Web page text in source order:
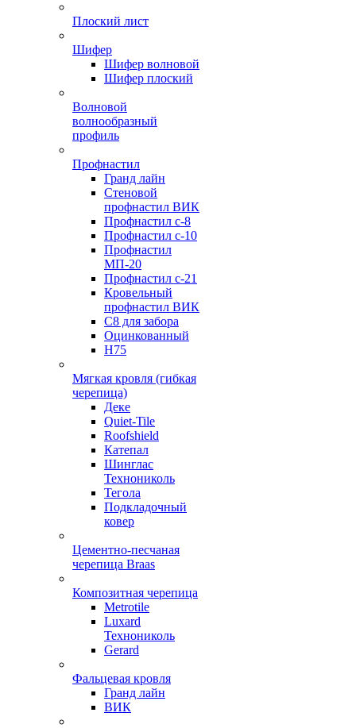
Плоский лист
Шифер
Шифер волновой
Шифер плоский
Волновой
волнообразный
профиль
Профнастил
Гранд лайн
Стеновой
профнастил ВИК
Профнастил с-8
Профнастил с-10
Профнастил
МП-20
Профнастил с-21
Кровельный
профнастил ВИК
С8 для забора
Оцинкованный
Н75
Мягкая кровля (гибкая
черепица)
Деке
Quiet-Tile
Roofshield
Катепал
Шинглас
Технониколь
Тегола
Подкладочный
ковер
Цементно-песчаная
черепица Braas
Композитная черепица
Metrotile
Luxard
Технониколь
Gerard
Фальцевая кровля
Гранд лайн
ВИК